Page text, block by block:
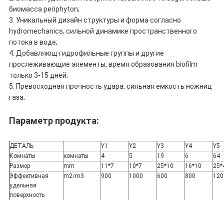
биомасса periphyton;
3. Уникальный дизайн структуры и форма согласно
hydromechanics, сильной динамике пространственного
потока в воде;
4. Добавляющ гидрофильные группы и другие
прослеживающие элементы, время образования biofilm
только 3-15 дней;
5. Превосходная прочность удара, сильная емкость ножниц
газа;
Параметр продукта:
ДЕТАЛЬ Y1 Y2 Y3 Y4
Y5
Комнаты
комнаты 4 5 19 6
64
Размер
mm 11*7 10*7 25*10 16*10
Эффективная
удельная
поверхность
m2/m3 900 1000 600 800